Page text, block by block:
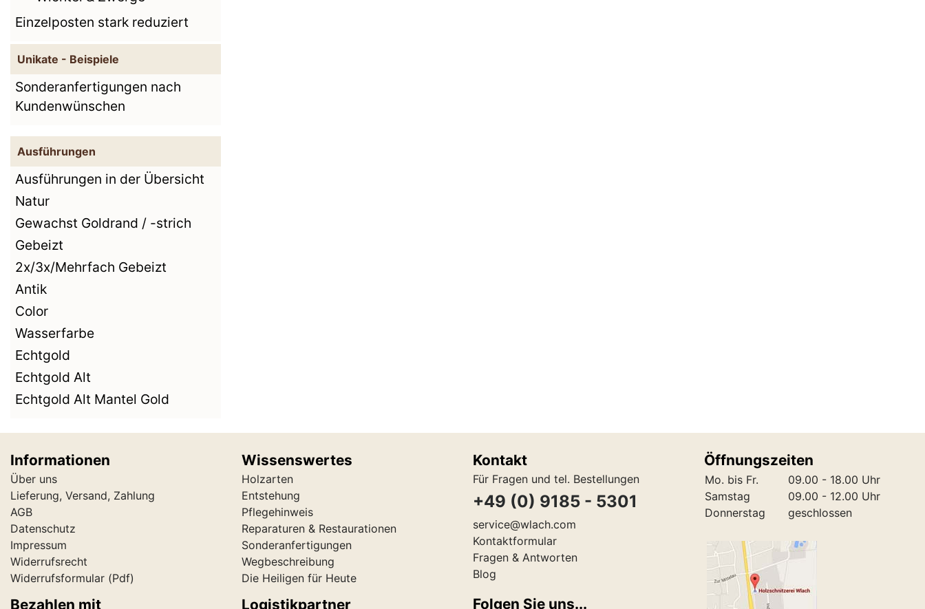
Einzelposten stark reduziert
Unikate - Beispiele
Sonderanfertigungen nach
Kundenwünschen
Ausführungen
Ausführungen in der Übersicht
Natur
Gewachst Goldrand / -strich
Gebeizt
2x/3x/Mehrfach Gebeizt
Antik
Color
Wasserfarbe
Echtgold
Echtgold Alt
Echtgold Alt Mantel Gold
Informationen
Über uns
Lieferung, Versand, Zahlung
AGB
Datenschutz
Impressum
Widerrufsrecht
Widerrufsformular (Pdf)
Bezahlen mit
Wissenswertes
Holzarten
Entstehung
Pflegehinweis
Reparaturen & Restaurationen
Sonderanfertigungen
Wegbeschreibung
Die Heiligen für Heute
Logistikpartner
Kontakt
Für Fragen und tel. Bestellungen
+49 (0) 9185 - 5301
service@wlach.com
Kontaktformular
Fragen & Antworten
Blog
Folgen Sie uns...
Öffnungszeiten
Mo. bis Fr.
Samstag
Donnerstag
09.00 - 18.00 Uhr
09.00 - 12.00 Uhr
geschlossen